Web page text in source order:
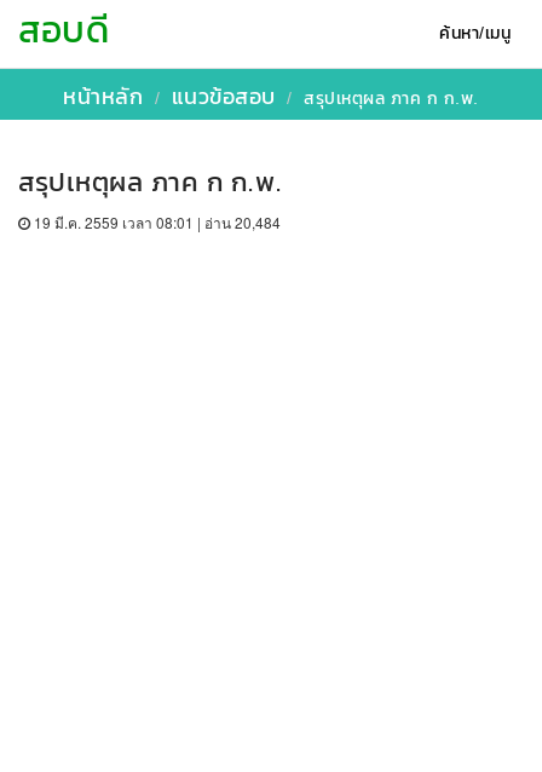
ค้นหา/เมนู
สอบดี
หน้าหลัก แนวข้อสอบ สรุปเหตุผล ภาค ก ก.พ.
สรุปเหตุผล ภาค ก ก.พ.
19 มี.ค. 2559 เวลา 08:01 | อ่าน 20,484